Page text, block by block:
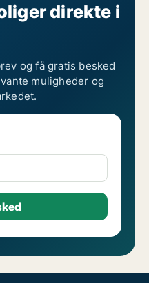
direkte i
og få gratis besked
muligheder og